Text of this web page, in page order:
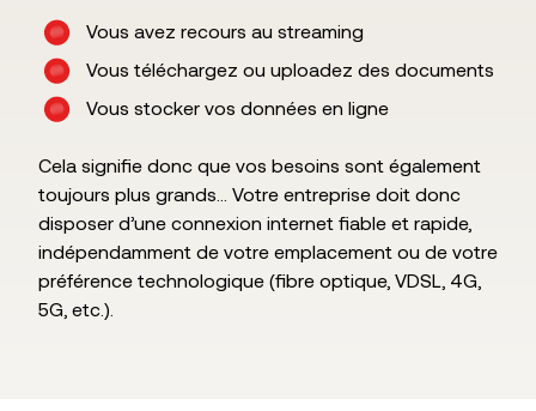
Vous avez recours au streaming
Vous téléchargez ou uploadez des documents
Vous stocker vos données en ligne
Cela signifie donc que vos besoins sont également
toujours plus grands… Votre entreprise doit donc
disposer d’une connexion internet fiable et rapide,
indépendamment de votre emplacement ou de votre
préférence technologique (fibre optique, VDSL, 4G,
5G, etc.).